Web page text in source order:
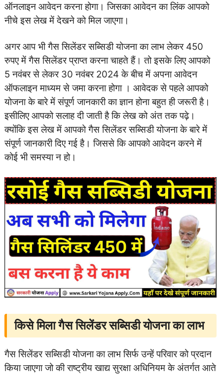
ऑनलाइन आवेदन करना होगा। जिसका आवेदन का लिंक आपको
नीचे इस लेख में देखने को मिल जाएगा।
अगर आप भी गैस सिलेंडर सब्सिडी योजना का लाभ लेकर 450
रुपए में गैस सिलेंडर प्राप्त करना चाहते हैं। तो इसके लिए आपको
5 नवंबर से लेकर 30 नवंबर 2024 के बीच में अपना आवेदन
ऑफलाइन माध्यम से जमा करना होगा । आवेदक से पहले आपको
योजना के बारे में संपूर्ण जानकारी का ज्ञान होना बहुत ही जरूरी है।
इसीलिए आपको सलाह दी जाती है कि लेख को अंत तक पढ़े।
क्योंकि इस लेख में आपको गैस सिलेंडर सब्सिडी योजना के बारे में
संपूर्ण जानकारी दिए गई है। जिससे कि आपको आवेदन करने में
कोई भी समस्या न हो।
किसे मिला गैस सिलेंडर सब्सिडी योजना का लाभ
गैस सिलेंडर सब्सिडी योजना का लाभ सिर्फ उन्हें परिवार को प्रदान
किया जाएगा जो की राष्ट्रीय खाद्य सुरक्षा अधिनियम के अंतर्गत आते